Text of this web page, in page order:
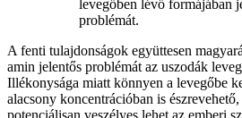
levegőben lévő formájában
problémát.
A fenti tulajdonságok együttesen
amin jelentős problémát az uszodák
Illékonysága miatt könnyen a levegőbe
alacsony koncentrációban is